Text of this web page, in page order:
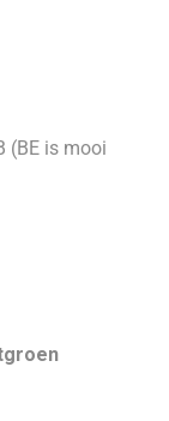
(BE is mooi